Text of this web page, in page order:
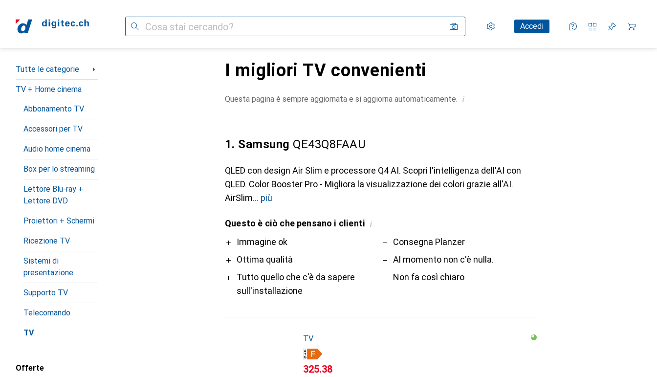
Cerca Impostazioni
Conto clienteAccedi
Liste di confronto
Liste dei desideri
Carrello
Categoria Navigazione
Tutte le categorie
TV + Home cinema
Abbonamento TV
Accessori per TV
Audio home cinema
Box per lo streaming
Lettore Blu-ray +
Lettore DVD
Proiettori + Schermi
Ricezione TV
Sistemi di
presentazione
Supporto TV
Telecomando
TV
Offerte
I migliori TV convenienti
Questa pagina è sempre aggiornata e si aggiorna automaticamente. i
1. Samsung QE43Q8FAAU
QLED con design Air Slim e processore Q4 AI. Scopri l'intelligenza dell'AI con
QLED. Color Booster Pro - Migliora la visualizzazione dei colori grazie all'AI.
AirSlim
più
Questo è ciò che pensano i clienti i
ProImmagine ok
Ottima qualità
Tutto quello che c'è da sapere
sull'installazione
Contro
Consegna Planzer
Al momento non c'è nulla.
Non fa così chiaro
TV
CHF
325.38